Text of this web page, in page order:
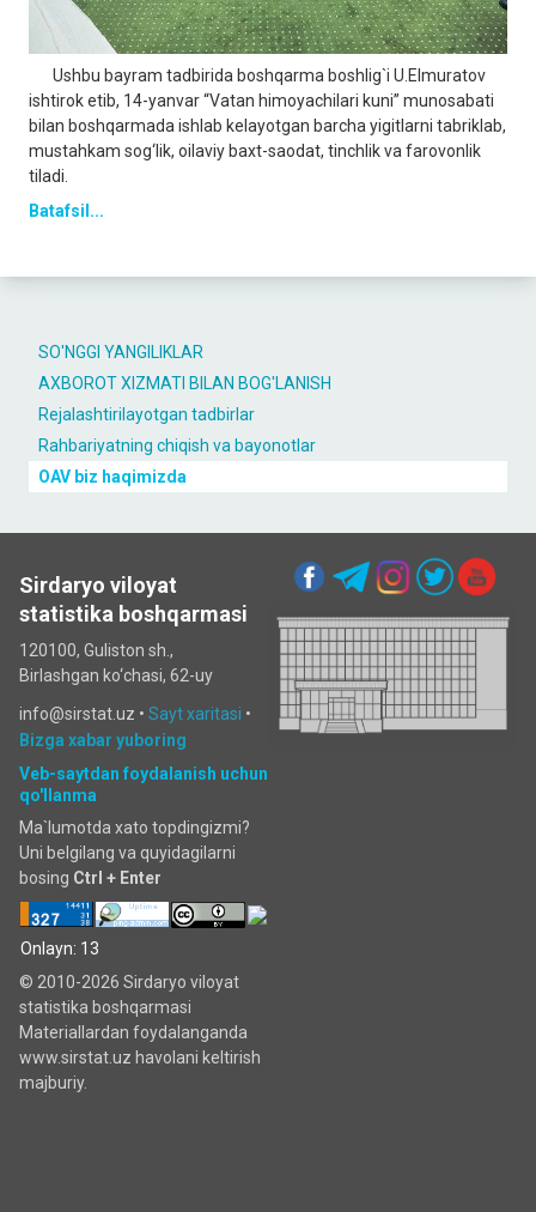
SO'NGGI YANGILIKLAR
AXBOROT XIZMATI BILAN BOG'LANISH
Rejalashtirilayotgan tadbirlar
Rahbariyatning chiqish va bayonotlar
OAV biz haqimizda
Ushbu bayram tadbirida boshqarma boshlig`i U.Elmuratov
ishtirok etib, 14-yanvar “Vatan himoyachilari kuni” munosabati
bilan boshqarmada ishlab kelayotgan barcha yigitlarni tabriklab,
mustahkam sog‘lik, oilaviy baxt-saodat, tinchlik va farovonlik
tiladi.
Batafsil...
Sirdaryo viloyat
statistika boshqarmasi
120100, Guliston sh.,
Birlashgan ko‘chаsi, 62-uy
info@sirstat.uz • Sayt xaritasi •
Bizga xabar yuboring
Veb-saytdan foydalanish uchun
qo'llanma
Ma`lumotda xato topdingizmi?
Uni belgilang va quyidagilarni
bosing Ctrl + Enter
Onlayn: 13
© 2010-2026 Sirdaryo viloyat
statistika boshqarmasi
Materiallardan foydalanganda
www.sirstat.uz havolani keltirish
majburiy.